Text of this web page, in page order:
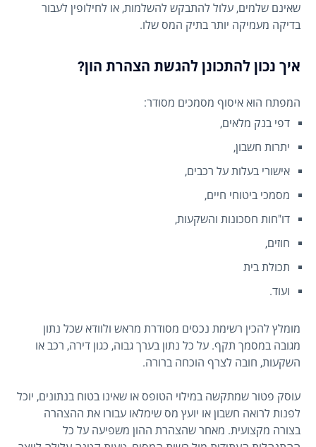
שאינם שלמים, עלול להתבקש להשלמות, או לחילופין לעבור
בדיקה מעמיקה יותר בתיק המס שלו.
איך נכון להתכונן להגשת הצהרת הון?
המפתח הוא איסוף מסמכים מסודר:
דפי בנק מלאים,
יתרות חשבון,
אישורי בעלות על רכבים,
מסמכי ביטוחי חיים,
דו"חות חסכונות והשקעות,
חוזים,
תכולת בית
ועוד.
מומלץ להכין רשימת נכסים מסודרת מראש ולוודא שכל נתון
מגובה במסמך תקף. על כל נתון בערך גבוה, כגון דירה, רכב או
השקעות, חובה לצרף הוכחה ברורה.
עוסק פטור שמתקשה במילוי הטופס או שאינו בטוח בנתונים, יוכל
לפנות לרואה חשבון או יועץ מס שימלאו עבורו את ההצהרה
בצורה מקצועית. מאחר שהצהרת ההון משפיעה על כל